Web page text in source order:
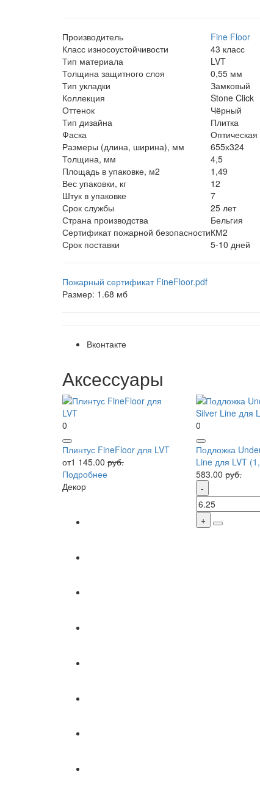
Производитель
Fine Floor
Класс износоустойчивости
43 класс
Тип материала
LVT
Толщина защитного слоя
0,55 мм
Тип укладки
Замковый
Коллекция
Stone Click
Оттенок
Чёрный
Тип дизайна
Плитка
Фаска
Размеры (длина, ширина), мм
655х324
Толщина, мм
4,5
Площадь в упаковке, м2
1,49
Вес упаковки, кг
12
Штук в упаковке
7
Срок службы
25 лет
Страна производства
Бельгия
Сертификат пожарной безопасностиКМ2
Срок поставки
5-10 дней
Пожарный сертификат FineFloor.pdf
Размер: 1.68 мб
Вконтакте
Аксессуары
0
Плинтус FineFloor для LVT
от1 145.00 руб.
Подробнее
Декор
0
Подложка
Line для LVT
583.00руб.